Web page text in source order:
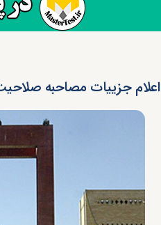
اعلام جزییات مصاحبه